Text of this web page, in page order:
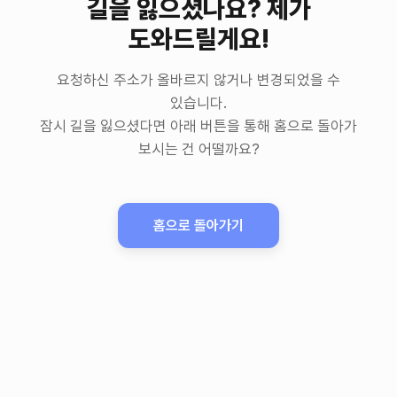
길을 잃으셨나요? 제가
도와드릴게요!
요청하신 주소가 올바르지 않거나 변경되었을 수
있습니다.
잠시 길을 잃으셨다면 아래 버튼을 통해 홈으로 돌아가
보시는 건 어떨까요?
홈으로 돌아가기